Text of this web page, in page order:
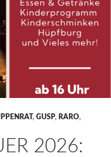
, GUSP, RARO,
2026: